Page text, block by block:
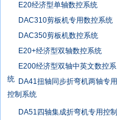
E20经济型单轴数控系统
DAC310剪板机专用数控系统
DAC350剪板机数控系统
E20+经济型双轴数控系统
E200经济型双轴中英文数控系
统
DA41扭轴同步折弯机两轴专用
控制系统
DA51四轴集成折弯机专用控制